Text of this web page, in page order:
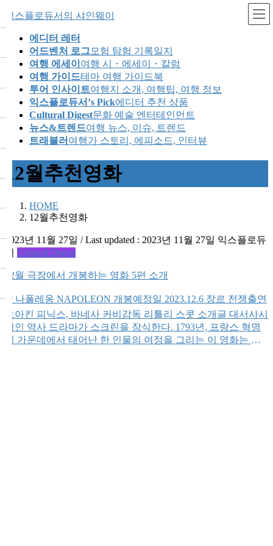
Skip
to
content
Skip
to
Navigation
익스플로듀서의 샤인웨이
에디터 레터
어드벤처 로그모험 탐험 기록일지
여행 에세이 여행 시・에세이・칼럼
여행 가이드테마 여행 가이드북
투어 인사이트여행지 소개, 여행팁, 여행 정보
익스플로듀서’s Pick에디터 추천 상품
Cultural Digest문화 예술 엔터테인먼트
뉴스&트렌드여행 뉴스, 이슈, 트렌드
트래블러 여행가 스토리, 에피소드, 인터뷰
12월추천영화
HOME
12월추천영화
2023년 11월 27일 / Last updated : 2023년 11월 27일 익스플로듀
서 Cultural Digest
12월 극장에서 개봉하는 영화 5편 소개
🎬 나폴레옹 NAPOLEON 개봉예정일 2023.12.6 장르 전쟁출연
호아킨 피닉스, 바네사 커비감독 리틀리 스콧 소개글 대서사시
적인 역사 드라마가 스크린을 장식한다. 1793년, 프랑스 혁명
의 가운데에서 태어난 한 인물의 여정을 그리는 이 영화는 코